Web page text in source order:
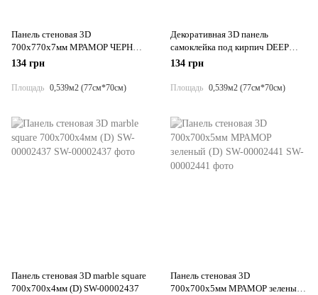
Панель стеновая 3D
700х770х7мм МРАМОР ЧЕРНЫЙ
(061-7) SW-00000055
134 грн
Площадь 0,539м2 (77см*70см)
Декоративная 3D панель
самоклейка под кирпич DEEP
RED 700х770х5мм (066) SW-
134 грн
Площадь 0,539м2 (77см*70см)
Панель стеновая 3D marble square
700х700х4мм (D) SW-00002437
Панель стеновая 3D
700х700х5мм МРАМОР зеленый